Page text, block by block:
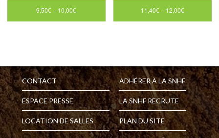
9,50€– 10,00€ 11,40€– 12,00€
CONTACT
ESPACE PRESSE
LOCATION DE SALLES
ADHÉRER À LA SNHF
LA SNHF RECRUTE
PLAN DU SITE